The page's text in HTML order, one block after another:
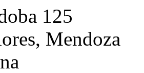
125
Mendoza